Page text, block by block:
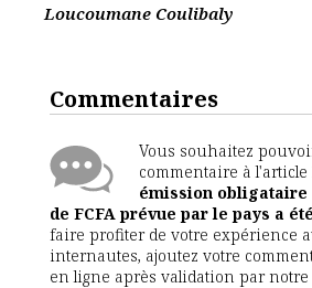
Loucoumane Coulibaly
Commentaires
Vous souhaitez
commentaire à l'article
émission obligataire
de FCFA prévue par le pays a
faire profiter de votre expérience
internautes, ajoutez votre
en ligne après validation par